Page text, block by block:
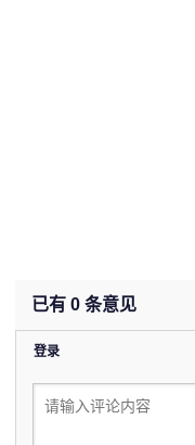
已有 0 条意见
登录